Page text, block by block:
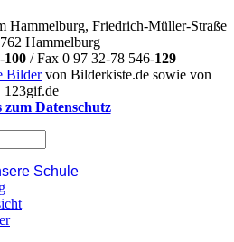
Hammelburg, Friedrich-Müller-Straße
Hammelburg
100 / Fax 0 97 32-78 546-129
Bildervon Bilderkiste.de sowie von
123gif.de
zum Datenschutz
Schule